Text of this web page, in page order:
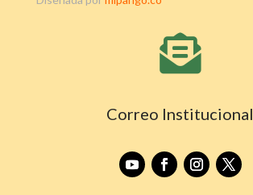

Correo Institucional